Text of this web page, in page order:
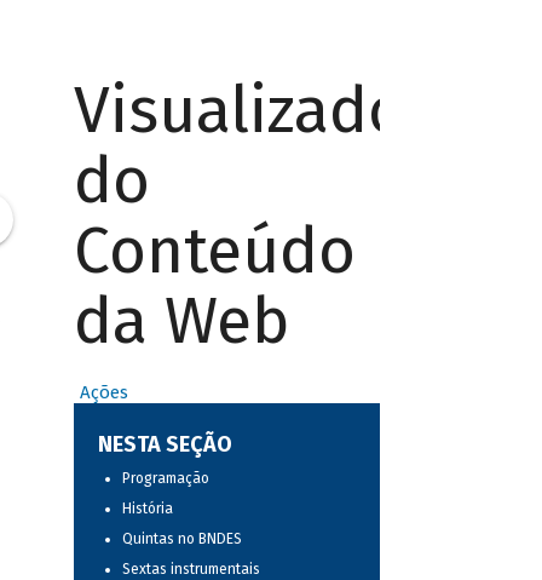
Visualizador
do
Conteúdo
da Web
Ações
NESTA SEÇÃO
Programação
História
Quintas no BNDES
Sextas instrumentais